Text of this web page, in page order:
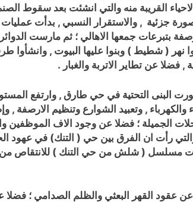
القريبة منه والتي انشئت بعد سقوط
جزئية , والاستقرار النسبي , بدأت
بتبرعات جمعها الاهالي ؛ ثم مارست
( شطيط ) وبنوا عليها البيوت , وانشأوا
, فضلا عن تطاير الاتربة والغبار .
البنى التحتية في حي طارق , وارتفع
, وتعبيد الشوارع وتنظيم الارصفة ,
الجميلة ؛ فضلا عن وجود الاف الموظفين
والتي رأت ان الفرق بين حي ( التنك) في عهود
مسلسل ( شلش من حي التنك ) للانتقاص من
القهر البعثي والظلم الصدامي ؛ فضلا